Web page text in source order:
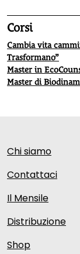
Corsi
Cambia vita
Trasformano”
Master in
Master di
Chi siamo
Contattaci
Il Mensile
Distribuzione
Shop